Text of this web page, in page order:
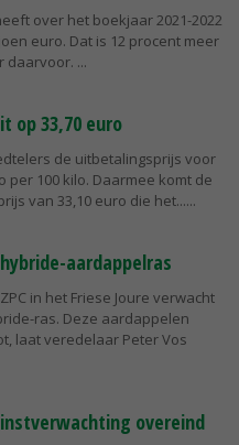
over het boekjaar 2021-2022
euro. Dat is 12 procent meer
daarvoor.
op 33,70 euro
de uitbetalingsprijs voor
per 100 kilo. Daarmee komt de
van 33,10 euro die het...
aardappelras
in het Friese Joure verwacht
ras. Deze aardappelen
laat veredelaar Peter Vos
overeind